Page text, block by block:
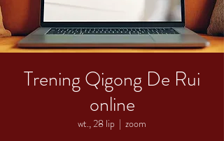
Trening Qigong De Rui
online
wt., 28 lip
  |
zoom